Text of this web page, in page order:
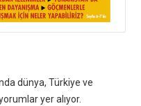
dünya, Türkiye ve
yer alıyor.